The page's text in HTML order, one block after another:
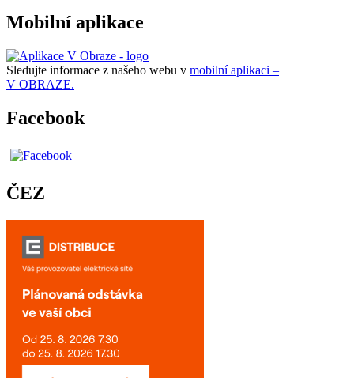
Mobilní aplikace
Sledujte informace z našeho webu v mobilní aplikaci –
V OBRAZE.
Facebook
ČEZ